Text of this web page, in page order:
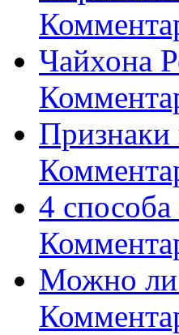
Чайхона
Признаки
4
Можно ли